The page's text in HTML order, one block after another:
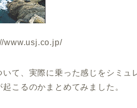
www.usj.co.jp/
いて、実際に乗った感じをシミュ
こるのかまとめてみました。